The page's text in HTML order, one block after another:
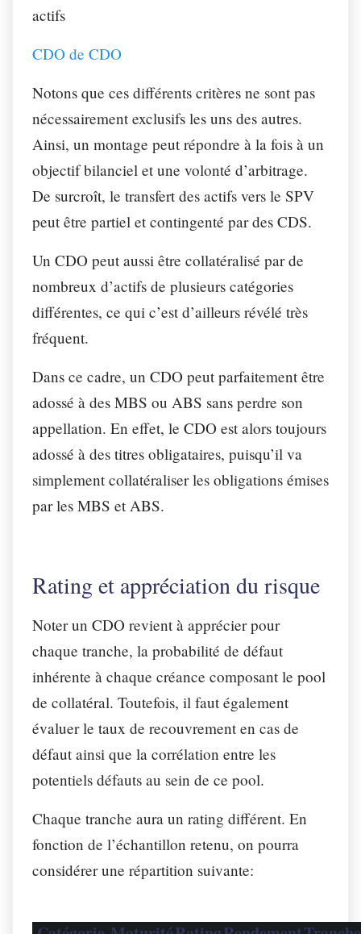
actifs
CDO de CDO
Notons que ces différents critères ne sont pas
nécessairement exclusifs les uns des autres.
Ainsi, un montage peut répondre à la fois à un
objectif bilanciel et une volonté d’arbitrage.
De surcroît, le transfert des actifs vers le SPV
peut être partiel et contingenté par des CDS.
Un CDO peut aussi être collatéralisé par de
nombreux d’actifs de plusieurs catégories
différentes, ce qui c’est d’ailleurs révélé très
fréquent.
Dans ce cadre, un CDO peut parfaitement être
adossé à des MBS ou ABS sans perdre son
appellation. En effet, le CDO est alors toujours
adossé à des titres obligataires, puisqu’il va
simplement collatéraliser les obligations émises
par les MBS et ABS.
Rating et appréciation du risque
Noter un CDO revient à apprécier pour
chaque tranche, la probabilité de défaut
inhérente à chaque créance composant le pool
de collatéral. Toutefois, il faut également
évaluer le taux de recouvrement en cas de
défaut ainsi que la corrélation entre les
potentiels défauts au sein de ce pool.
Chaque tranche aura un rating différent. En
fonction de l’échantillon retenu, on pourra
considérer une répartition suivante: